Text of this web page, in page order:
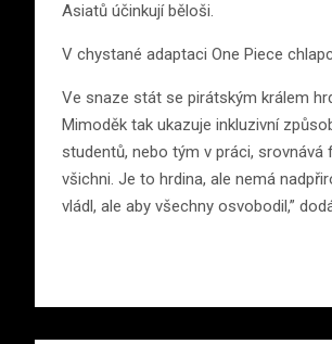
Asiatů účinkují běloši.
V chystané adaptaci One Piece
Ve snaze stát se pirátským králem
Mimoděk tak ukazuje inkluzivní
studentů, nebo tým v práci, srovnává
všichni. Je to hrdina, ale nemá
vládl, ale aby všechny osvobodil,”